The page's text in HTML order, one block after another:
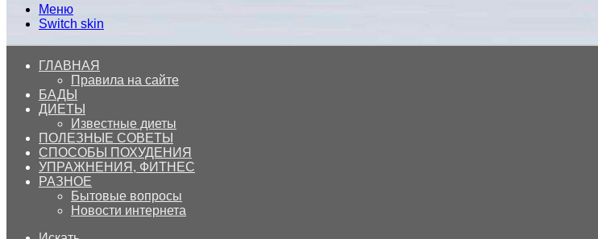
Меню
Switch skin
ГЛАВНАЯ
Правила на сайте
БАДЫ
ДИЕТЫ
Известные диеты
ПОЛЕЗНЫЕ СОВЕТЫ
СПОСОБЫ ПОХУДЕНИЯ
УПРАЖНЕНИЯ, ФИТНЕС
РАЗНОЕ
Бытовые вопросы
Новости интернета